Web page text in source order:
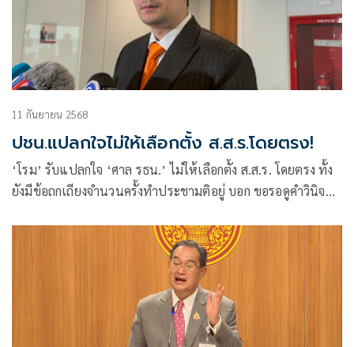
11 กันยายน 2568
ปชน.แปลกใจไม่ให้เลือกตั้ง ส.ส.ร.โดยตรง!
‘โรม’ รับแปลกใจ ‘ศาล รธน.’ ไม่ให้เลือกตั้ง ส.ส.ร. โดยตรง ทั้ง
ยังมีข้อถกเถียงจำนวนครั้งทำประชามติอยู่ บอก ขอรอดูคำวินิจฉัย